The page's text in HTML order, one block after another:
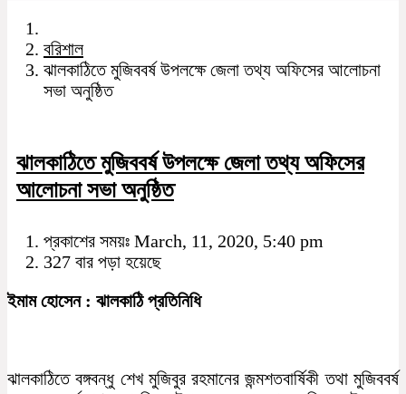
বরিশাল
ঝালকাঠিতে মুজিববর্ষ উপলক্ষে জেলা তথ্য অফিসের আলোচনা
সভা অনুষ্ঠিত
ঝালকাঠিতে মুজিববর্ষ উপলক্ষে জেলা তথ্য অফিসের
আলোচনা সভা অনুষ্ঠিত
প্রকাশের সময়ঃ March, 11, 2020, 5:40 pm
327 বার পড়া হয়েছে
ইমাম হোসেন : ঝালকাঠি প্রতিনিধি
ঝালকাঠিতে বঙ্গবন্ধু শেখ মুজিবুর রহমানের জন্মশতবার্ষিকী তথা মুজিববর্ষ